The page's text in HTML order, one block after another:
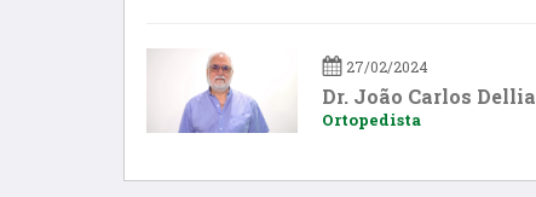
27/02/2024
Dr. João Carlos Dellia
Ortopedista